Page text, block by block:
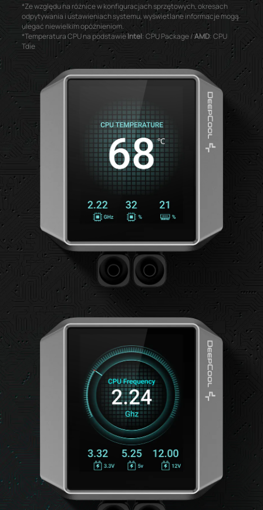
*Ze względu na różnice w konfiguracjach sprzętowych, okresach
odpytywania i ustawieniach systemu, wyświetlane informacje mogą
ulegać niewielkim opóźnieniom.
*Temperatura CPU na podstawieIntel: CPU Package /AMD: CPU
Tdie